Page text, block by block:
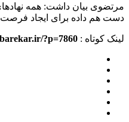
مرتضوی بیان داشت: همه
دست هم داده برای ایجاد
لینک کوتاه : ?p=7860